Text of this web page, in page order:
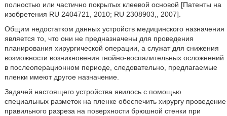
полностью или частично покрытых клеевой основой [Патенты на
изобретения RU 2404721, 2010; RU 2308903,, 2007].
Общим недостатком данных устройств медицинского назначения
является то, что они не предназначены для проведения
планирования хирургической операции, а служат для снижения
возможности возникновения гнойно-воспалительных осложнений
в послеоперационном периоде, следовательно, предлагаемые
пленки имеют другое назначение.
Задачей настоящего устройства явилось с помощью
специальных разметок на пленке обеспечить хирургу проведение
правильного разреза на поверхности брюшной стенки при